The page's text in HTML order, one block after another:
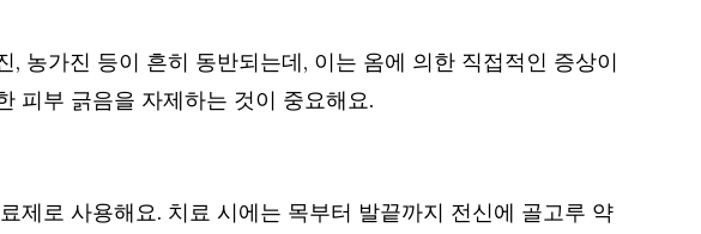
농가진 등이 흔히 동반되는데, 이는 옴에 의한 직접적인 증상이
피부 긁음을 자제하는 것이 중요해요.
제로 사용해요. 치료 시에는 목부터 발끝까지 전신에 골고루 약